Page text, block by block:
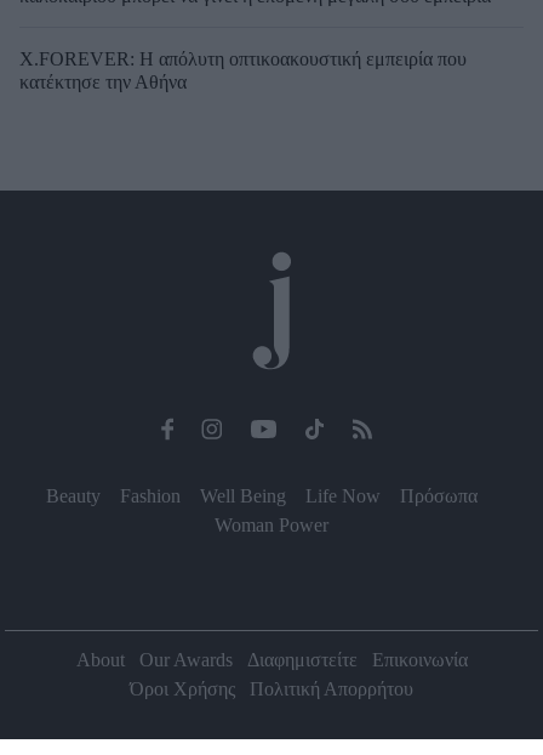
X.FOREVER: Η απόλυτη οπτικοακουστική εμπειρία που
κατέκτησε την Αθήνα
Beauty Fashion Well Being Life Now
Πρόσωπα
Woman Power
About Our Awards Διαφημιστείτε
Επικοινωνία
Όροι Χρήσης
Πολιτική Απορρήτου